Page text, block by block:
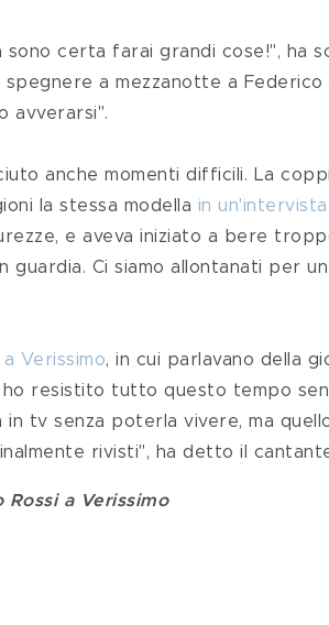
a mezzanotte a Federico
avverarsi".
la stessa modella in
e aveva iniziato a bere
Ci siamo allontanati per
Verissimo, in cui parlavano della
ho resistito tutto questo tempo
tv senza poterla vivere, ma
rivisti", ha detto il
a Verissimo